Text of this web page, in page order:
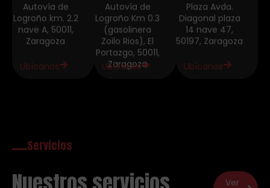
Autovía de
Logroño km. 2.2
nave A, 50011,
Zaragoza
Ubícanos
Autovía de
Logroño Km 0.3
(gasolinera
Zoilo Rios), El
Portazgo, 50011,
Zaragoza
Ubícanos
Plaza Avda.
Diagonal plaza
14 nave 47,
50197, Zaragoza
Ubícanos
Servicios
Ver